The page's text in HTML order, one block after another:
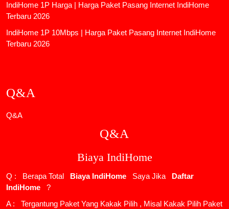
IndiHome 1P Harga | Harga Paket Pasang Internet IndiHome
Terbaru 2026
IndiHome 1P 10Mbps | Harga Paket Pasang Internet IndiHome
Terbaru 2026
Q&A
Q&A
Q&A
Biaya IndiHome
Q : Berapa Total Biaya IndiHome Saya Jika
Daftar
IndiHome
?
A : Tergantung Paket Yang Kakak Pilih , Misal Kakak Pilih Paket